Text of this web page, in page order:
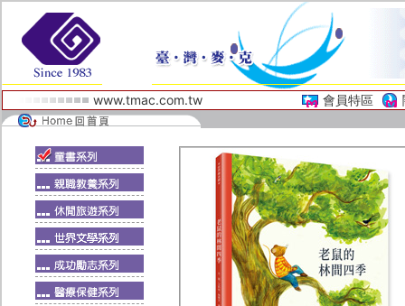
www.tmac.com.tw 會員特區